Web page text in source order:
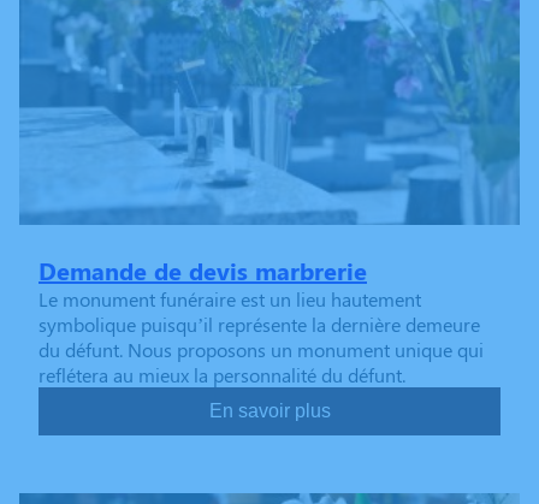
Demande de devis marbrerie
Le monument funéraire est un lieu hautement
symbolique puisqu’il représente la dernière demeure
du défunt. Nous proposons un monument unique qui
reflétera au mieux la personnalité du défunt.
En savoir plus